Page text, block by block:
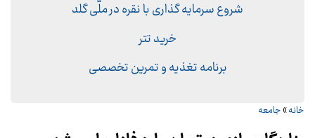
شروع سرمایه گذاری با نقره در ملّی گلد
خرید تتر
برنامه تغذیه و تمرین تخصصی